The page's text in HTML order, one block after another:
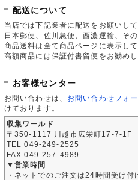
配送について
当店では下記業者に配送をお願いして
日本郵便、佐川急便、西濃運輸、そ
商品送料は全て商品ページに表示して
高額商品には保証付書留便をお勧めし
お客様センター
お問い合わせは、 お問い合わせフォー
けております。
収集ワールド
〒350-1117 川越市広栄町17-7-1F
TEL 049-249-2525
FAX 049-257-4989
▼営業時間
・ネットでのご注文は24時間受け付